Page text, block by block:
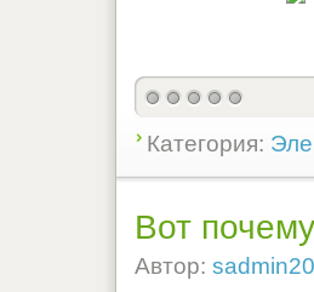
Категория:
Вот
Автор: